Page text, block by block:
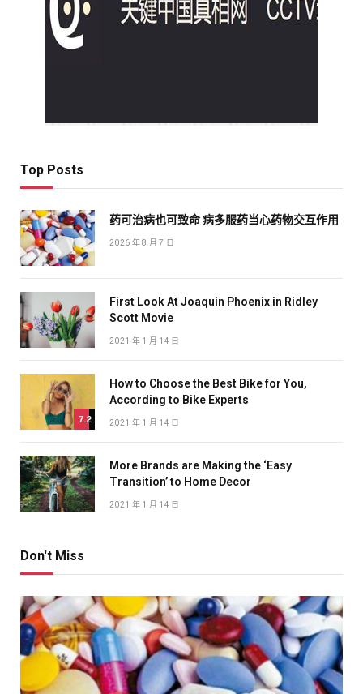
Top Posts
药可治病也可致命 病多服药当心药物交互作用
2026 年 8 月 7 日
First Look At Joaquin Phoenix in Ridley
Scott Movie
2021 年 1 月 14 日
7.2
How to Choose the Best Bike for You,
According to Bike Experts
2021 年 1 月 14 日
More Brands are Making the ‘Easy
Transition’ to Home Decor
2021 年 1 月 14 日
Don't Miss